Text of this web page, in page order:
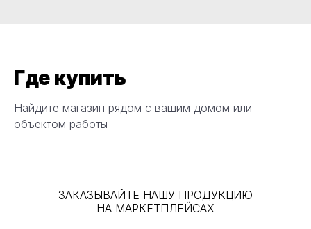
Где купить
Найдите магазин рядом с вашим домом или
объектом работы
ЗАКАЗЫВАЙТЕ НАШУ ПРОДУКЦИЮ
НА МАРКЕТПЛЕЙСАХ